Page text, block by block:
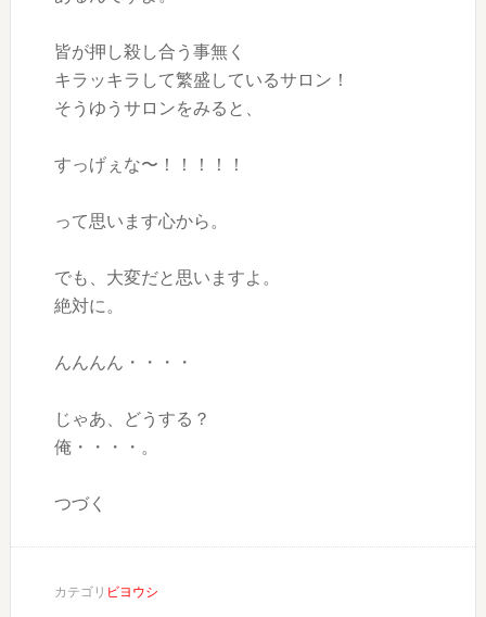
皆が押し殺し合う事無く
キラッキラして繁盛しているサロン！
そうゆうサロンをみると、
すっげぇな〜！！！！！
って思います心から。
でも、大変だと思いますよ。
絶対に。
んんんん・・・・
じゃあ、どうする？
俺・・・・。
つづく
カテゴリ ビヨウシ